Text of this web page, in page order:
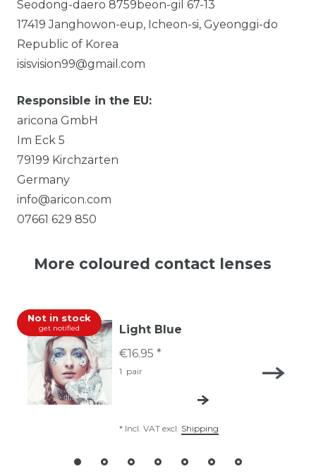
Seodong-daero 8759beon-gil 67-13
17419 Janghowon-eup, Icheon-si, Gyeonggi-do
Republic of Korea
isisvision99@gmail.com
Responsible in the EU:
aricona GmbH
Im Eck 5
79199 Kirchzarten
Germany
info@aricon.com
07661 629 850
More coloured contact lenses
Not in stock
get notified
Light Blue
€16.95 *
1 pair
* Incl. VAT excl. Shipping